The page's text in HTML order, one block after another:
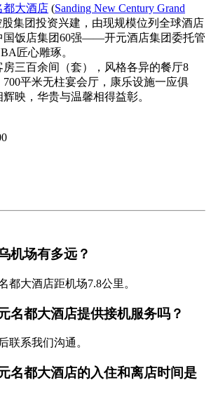
都大酒店 (Sanding New Century Grand
集团投资兴建，由现规模位列全球酒店
国饭店集团60强——开元酒店集团委托管
匠心雕琢。
百余间（套），风格各异的餐厅8
700平米无柱宴会厅，康乐设施一应俱
映，华贵与温馨相得益彰。
机场有多远？
都大酒店距机场7.8公里。
名都大酒店提供接机服务吗？
联系我们沟通。
名都大酒店的入住和离店时间是